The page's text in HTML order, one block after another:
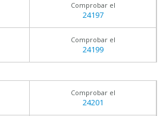
Comprobar el
24197
Comprobar el
24199
Comprobar el
24201